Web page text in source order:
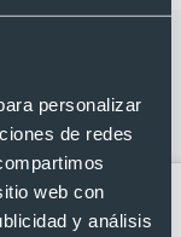
personalizar
de redes
web con
y análisis
Tarjetero
con